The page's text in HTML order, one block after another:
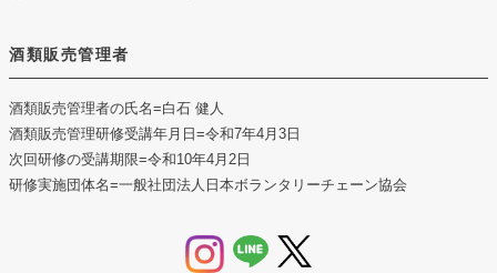
酒類販売管理者
酒類販売管理者の氏名=白石 健人
酒類販売管理研修受講年月日=令和7年4月3日
次回研修の受講期限=令和10年4月2日
研修実施団体名=一般社団法人日本ボランタリーチェーン協会